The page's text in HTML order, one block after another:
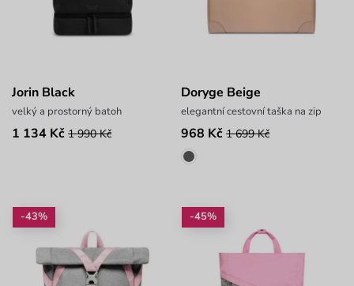
Jorin Black
velký a prostorný batoh
1 134 Kč 1 990 Kč
Doryge Beige
elegantní cestovní taška na zip
968 Kč 1 699 Kč
-43% -45%